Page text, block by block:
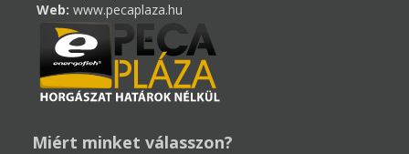
Web: www.pecaplaza.hu
Miért minket válasszon?